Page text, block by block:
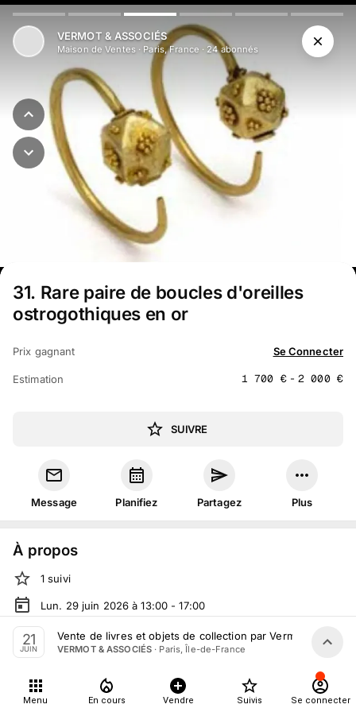
Aller au contenu principal
VERMOT & ASSOCIÉS
Maison de Ventes · Paris, France · 24abonnés
31. Rare paire de boucles d'oreilles
ostrogothiques en or
Prix gagnant Se Connecter
Estimation 1 700 €-2 000 €
SUIVRE
Message Planifiez Partagez Plus
À propos
1 suivi
Lun. 29 juin 2026 à 13:00 - 17:00
Vente volontaireorganiséepar VERMOT & ASSOCIÉS
En salle :
Tout le monde peut participer
21
JUIN
Vente de livres et objets de collection par Vermot &
VERMOT & ASSOCIÉS · Paris, Île-de-France
Menu En cours Vendre Suivis Se connecter